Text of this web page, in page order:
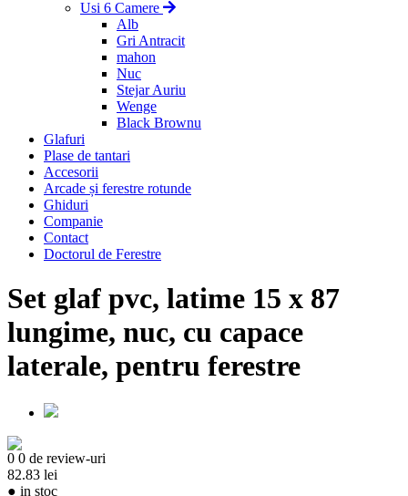
Usi 6 Camere
Alb
Gri Antracit
mahon
Nuc
Stejar Auriu
Wenge
Black Brownu
Glafuri
Plase de tantari
Accesorii
Arcade și ferestre rotunde
Ghiduri
Companie
Contact
Doctorul de Ferestre
Set glaf pvc, latime 15 x 87
lungime, nuc, cu capace
laterale, pentru ferestre
0 0 de review-uri
82.83 lei
● in stoc